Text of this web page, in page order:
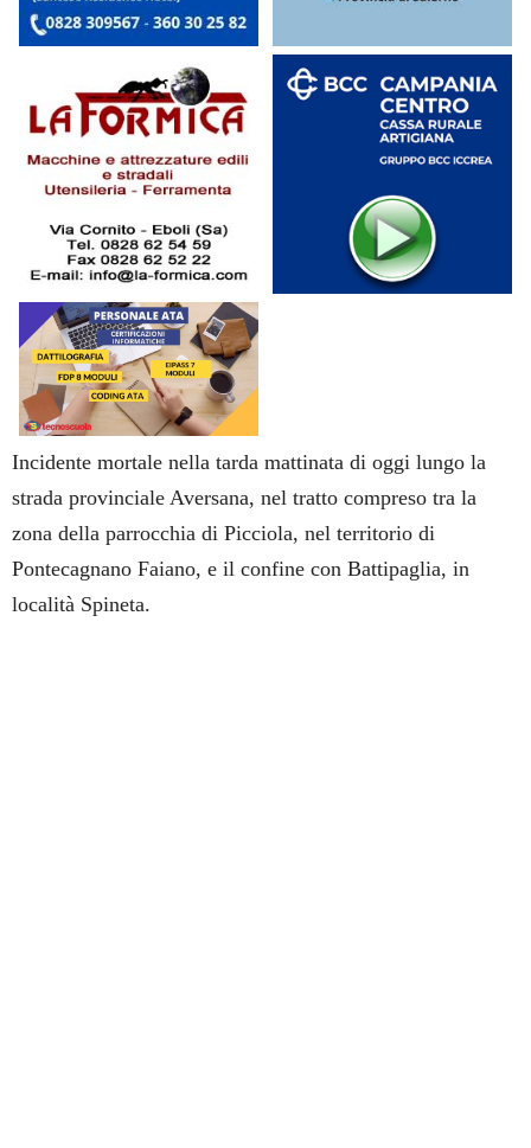
Incidente mortale nella tarda mattinata di oggi lungo la
strada provinciale Aversana, nel tratto compreso tra la
zona della parrocchia di Picciola, nel territorio di
Pontecagnano Faiano, e il confine con Battipaglia, in
località Spineta.